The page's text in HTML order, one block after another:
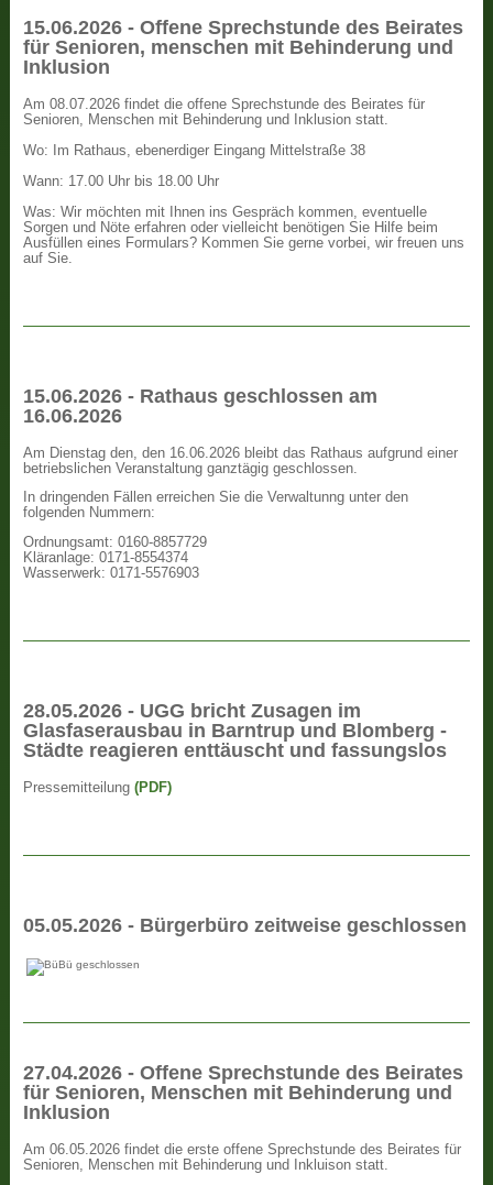
15.06.2026 - Offene Sprechstunde des Beirates
für Senioren, menschen mit Behinderung und
Inklusion
Am 08.07.2026 findet die offene Sprechstunde des Beirates für
Senioren, Menschen mit Behinderung und Inklusion statt.
Wo: Im Rathaus, ebenerdiger Eingang Mittelstraße 38
Wann: 17.00 Uhr bis 18.00 Uhr
Was: Wir möchten mit Ihnen ins Gespräch kommen, eventuelle
Sorgen und Nöte erfahren oder vielleicht benötigen Sie Hilfe beim
Ausfüllen eines Formulars? Kommen Sie gerne vorbei, wir freuen uns
auf Sie.
15.06.2026 - Rathaus geschlossen am
16.06.2026
Am Dienstag den, den 16.06.2026 bleibt das Rathaus aufgrund einer
betriebslichen Veranstaltung ganztägig geschlossen.
In dringenden Fällen erreichen Sie die Verwaltunng unter den
folgenden Nummern:
Ordnungsamt: 0160-8857729
Kläranlage: 0171-8554374
Wasserwerk: 0171-5576903
28.05.2026 - UGG bricht Zusagen im
Glasfaserausbau in Barntrup und Blomberg -
Städte reagieren enttäuscht und fassungslos
Pressemitteilung(PDF)
05.05.2026 - Bürgerbüro zeitweise geschlossen
27.04.2026 - Offene Sprechstunde des Beirates
für Senioren, Menschen mit Behinderung und
Inklusion
Am 06.05.2026 findet die erste offene Sprechstunde des Beirates für
Senioren, Menschen mit Behinderung und Inkluison statt.